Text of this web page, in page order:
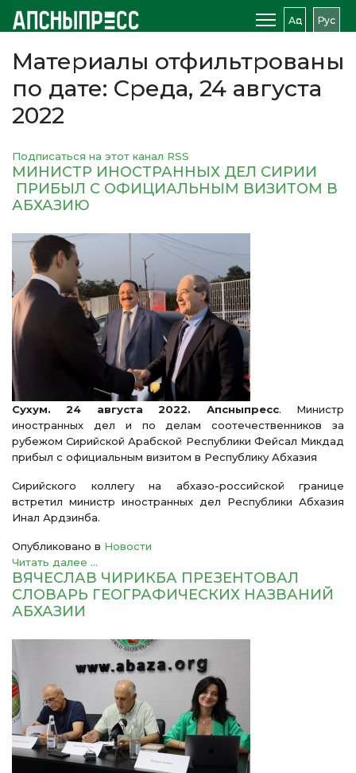
Аԥс Рус
Материалы отфильтрованы
по дате: Среда, 24 августа
2022
Подписаться на этот канал RSS
МИНИСТР ИНОСТРАННЫХ ДЕЛ СИРИИ
ПРИБЫЛ C ОФИЦИАЛЬНЫМ ВИЗИТОМ В
АБХАЗИЮ
Сухум. 24 августа 2022. Апсныпресс. Министр
иностранных дел и по делам соотечественников за
рубежом Сирийской Арабской Республики Фейсал Микдад
прибыл c официальным визитом в Республику Абхазия
Сирийского коллегу на абхазо-российской границе
встретил министр иностранных дел Республики Абхазия
Инал Ардзинба.
Опубликовано в Новости
Читать далее ...
ВЯЧЕСЛАВ ЧИРИКБА ПРЕЗЕНТОВАЛ
СЛОВАРЬ ГЕОГРАФИЧЕСКИХ НАЗВАНИЙ
АБХАЗИИ